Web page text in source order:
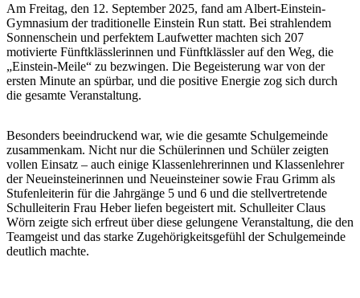
Am Freitag, den 12. September 2025, fand am Albert-Einstein-
Gymnasium der traditionelle Einstein Run statt. Bei strahlendem
Sonnenschein und perfektem Laufwetter machten sich 207
motivierte Fünftklässlerinnen und Fünftklässler auf den Weg, die
„Einstein-Meile“ zu bezwingen. Die Begeisterung war von der
ersten Minute an spürbar, und die positive Energie zog sich durch
die gesamte Veranstaltung.
Besonders beeindruckend war, wie die gesamte Schulgemeinde
zusammenkam. Nicht nur die Schülerinnen und Schüler zeigten
vollen Einsatz – auch einige Klassenlehrerinnen und Klassenlehrer
der Neueinsteinerinnen und Neueinsteiner sowie Frau Grimm als
Stufenleiterin für die Jahrgänge 5 und 6 und die stellvertretende
Schulleiterin Frau Heber liefen begeistert mit. Schulleiter Claus
Wörn zeigte sich erfreut über diese gelungene Veranstaltung, die den
Teamgeist und das starke Zugehörigkeitsgefühl der Schulgemeinde
deutlich machte.